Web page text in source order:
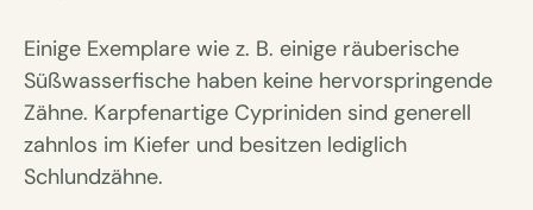
Einige Exemplare wie z. B. einige räuberische
Süßwasserfische haben keine hervorspringende
Zähne. Karpfenartige Cypriniden sind generell
zahnlos im Kiefer und besitzen lediglich
Schlundzähne.